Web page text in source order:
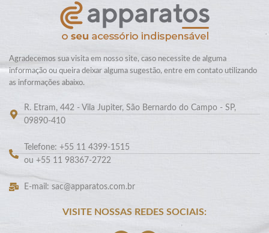
Agradecemos sua visita em nosso site, caso necessite de alguma
informação ou queira deixar alguma sugestão, entre em contato utilizando
as informações abaixo.
R. Etram, 442 - Vila Jupiter, São Bernardo do Campo - SP,
09890-410
Telefone: +55 11 4399-1515
ou +55 11 98367-2722
E-mail: sac@apparatos.com.br
VISITE NOSSAS REDES SOCIAIS: